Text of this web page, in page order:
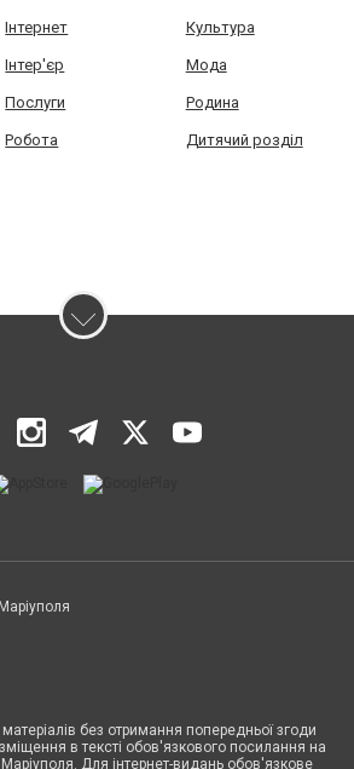
Інтернет Культура
Інтер'єр Мода
Послуги Родина
Робота Дитячий розділ
без отримання попередньої згоди
в тексті обов'язкового посилання на
Для інтернет-видань обов'язкове